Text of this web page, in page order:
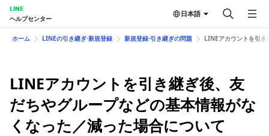
LINE
ヘルプセンター
日本語
ホーム LINEの引き継ぎ⋅新規登録 新規登録⋅引き継ぎの問題 LINEアカウントを引き
LINEアカウントを引き継ぎ後、友
だちやグループなどの基本情報がな
くなった／減った場合について